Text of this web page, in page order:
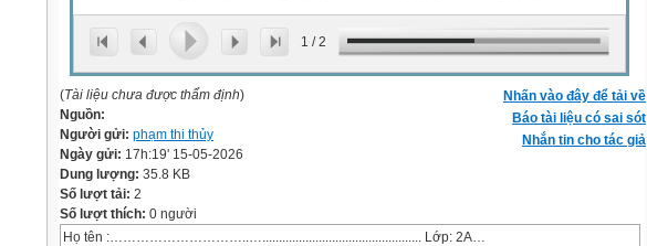
1 /2
Nhấn vào đây để tải về
Báo tài liệu có sai sót
Nhắn tin cho tác giả
(Tài liệu chưa được thẩm định)
Nguồn:
Người gửi: phạm thi thủy
Ngày gửi: 17h:19' 15-05-2026
Dung lượng: 35.8 KB
Số lượt tải: 2
Số lượt thích: 0 người
Họ tên :…………………………..…................................................ Lớp: 2A…